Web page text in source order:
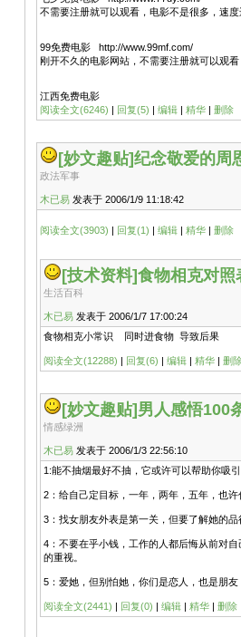
不需要注册就可以观看，电影不是很多，速
99免费电影 http://www.99mf.com/
刚开不久的电影网站，不需要注册就可以观
江西免费电影
阅读全文(6246) | 回复(5) | 编辑 | 精华 | 删除
[妙文趣贴]纪念敬爱的周
政法军事
木已易 发表于 2006/1/9 11:18:42
阅读全文(3903) | 回复(1) | 编辑 | 精华 | 删除
[技术资料]食物相克对照
生活百科
木已易 发表于 2006/1/7 17:00:24
食物相克小常识 同时进食物 导致后果
阅读全文(12288) | 回复(6) | 编辑 | 精华 | 删
[妙文趣贴] 男人感悟100
情感绿洲
木已易 发表于 2006/1/3 22:56:10
1:能不抽烟最好不抽，它或许可以帮助你吸
2：给自己定目标，一年，两年，五年，也
3：找女朋友外表是第一关，但要了解她的
4：不要在乎小钱，工作的人都后悔从前对
的重视。
5：爱她，但别怕她，你们是恋人，也是朋
阅读全文(2441) | 回复(0) | 编辑 | 精华 | 删除